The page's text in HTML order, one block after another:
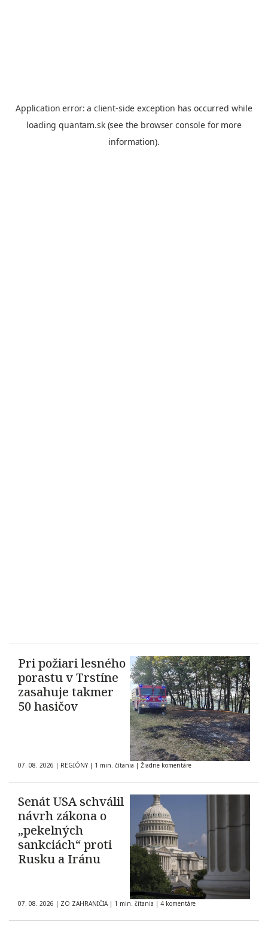
Pri požiari lesného
porastu v Trstíne
zasahuje takmer
50 hasičov
07. 08. 2026 | REGIÓNY | 1 min. čítania | Žiadne komentáre
Senát USA schválil
návrh zákona o
„pekelných
sankciách“ proti
Rusku a Iránu
07. 08. 2026 | ZO ZAHRANIČIA | 1 min. čítania | 4 komentáre